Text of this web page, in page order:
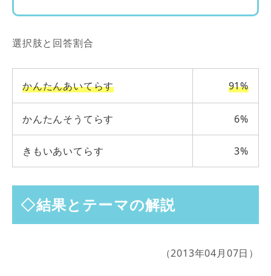
選択肢と回答割合
かんたんあいてらす 91%
かんたんそうてらす 6%
きもいあいてらす 3%
◇結果とテーマの解説
（2013年04月07日）